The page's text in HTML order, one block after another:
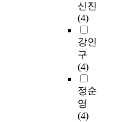
신진
(4)
강인
구
(4)
정순
영
(4)